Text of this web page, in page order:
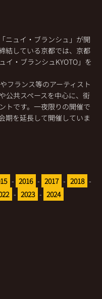
ニュイ・ブランシュ」が開
結している京都では、京都
イ・ブランシュKYOTO」を
フランス等のアーティスト
公共スペースを中心に、街
トです。一夜限りの開催で
期を延長して開催していま
- 2016 - 2017 - 2018 -
- 2023 - 2024